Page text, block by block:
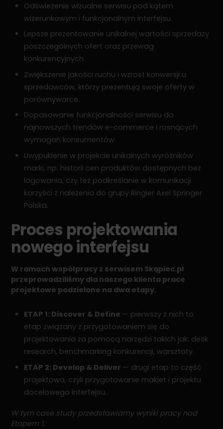
Odświeżenie wizualne serwisu pod kątem
wizerunkowym i funkcjonalnym interfejsu.
Lepsze prezentowanie unikalnej wartości sprzedaży
poszczególnych ofert oraz przewag
konkurencyjnych.
Zwiększenie jakości ruchu i wzrost konwersji u
sprzedawców, którzy prezentują swoje oferty w
porównywarce.
Dopasowanie funkcjonalności serwisu do
najnowszych trendów e-commerce i rosnących
wymagań konsumentów.
Uwypuklenie w projekcie unikalnych wyróżników
marki, np. historii cen produktów dostępnych bez
logowania, czy też podkreślanie w komunikacji
korzyści z należenia do grupy Ringier Axel Springer
Polska.
Proces projektowania
nowego interfejsu
W ramach współpracy z serwisem Skąpiec.pl
przeprowadziliśmy dla naszego klienta prace
projektowe podzielone na dwa etapy.
ETAP 1: Discover & Define — pierwszy z nich to
etap związany z przygotowaniem się do
projektowania za pomocą narzędzi takich jak: desk
research, benchmarking konkurencji, warsztaty.
ETAP 2: Develop & Deliver — drugi etap to część
projektowa, czyli przygotowanie makiet i projektu
docelowego interfejsu.
W tym case study przedstawiamy wyniki pracy nad
Etapem 1.